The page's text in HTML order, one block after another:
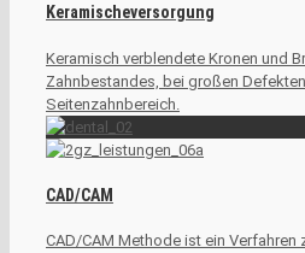
Keramischeversorgung
Keramisch verblendete Kronen und
Zahnbestandes, bei großen
Seitenzahnbereich.
CAD/CAM
CAD/CAM Methode ist ein Verfahren